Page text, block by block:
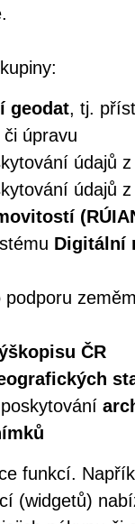
geodat, tj.
úpravu
údajů
údajů
Digitální
podporu
ČR
funkcí.
(widgetů)